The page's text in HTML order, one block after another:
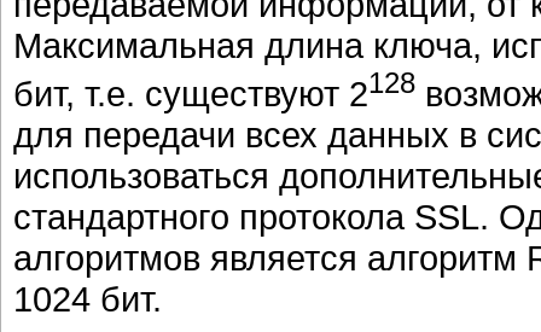
Максимальная длина ключа,
бит, т.е. существуют 2128
для передачи всех данных в
использоваться
стандартного протокола SSL.
алгоритмов является
1024 бит.